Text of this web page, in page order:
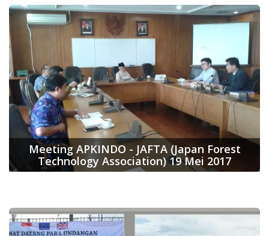
Meeting APKINDO - JAFTA (Japan Forest
Technology Association) 19 Mei 2017